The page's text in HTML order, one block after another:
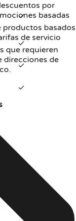
✓
por
basadas
✓
basados
de servicio
✓
que requieren
direcciones de
✓